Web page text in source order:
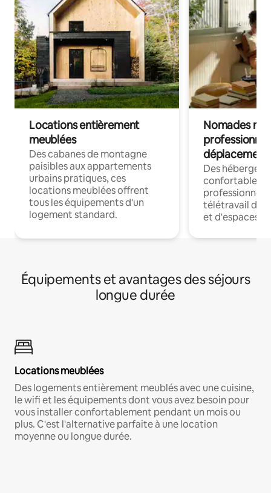
Locations entièrement
meublées
Des cabanes de montagne
paisibles aux appartements
urbains pratiques, ces
locations meublées offrent
tous les équipements d'un
logement standard.
Nomades
déplacement
Des
confortables
professionnels
télétravail
et d'espaces
Équipements et avantages des séjours
longue durée
Locations meublées
Des logements entièrement meublés avec une cuisine,
le wifi et les équipements dont vous avez besoin pour
vous installer confortablement pendant un mois ou
plus. C'est l'alternative parfaite à une location
moyenne ou longue durée.